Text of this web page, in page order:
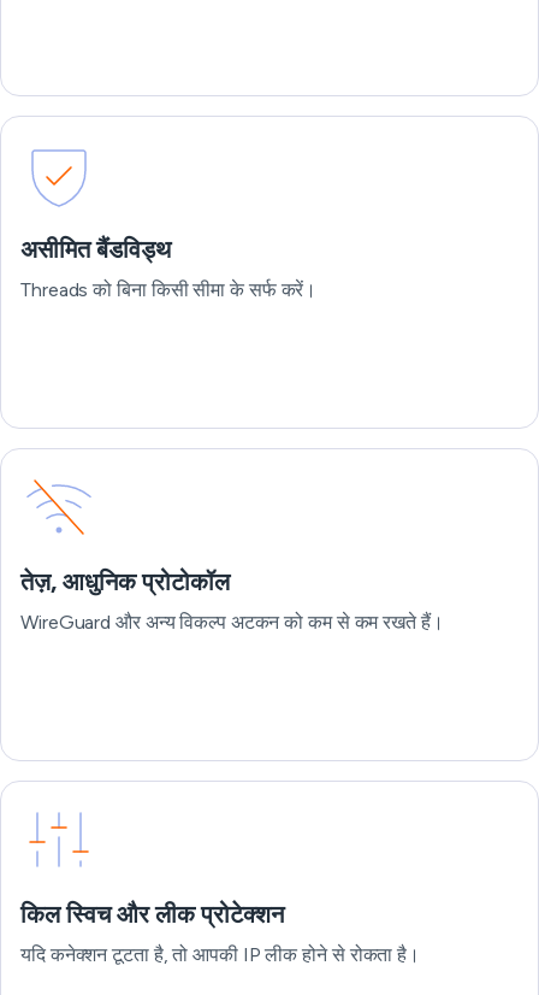
असीमित बैंडविड्थ
Threads को बिना किसी सीमा के सर्फ करें।
तेज़, आधुनिक प्रोटोकॉल
WireGuard और अन्य विकल्प अटकन को कम से कम रखते हैं।
किल स्विच और लीक प्रोटेक्शन
यदि कनेक्शन टूटता है, तो आपकी IP लीक होने से रोकता है।